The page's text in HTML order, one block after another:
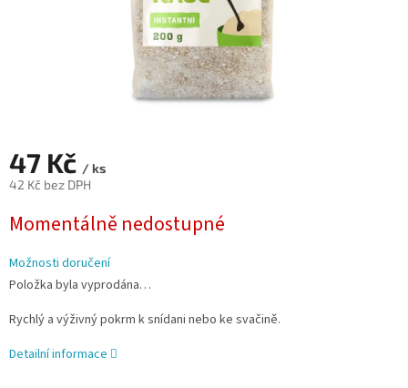
47 Kč / ks
42 Kč bez DPH
cena:
Momentálně nedostupné
Možnosti doručení
Položka byla vyprodána…
Rychlý a výživný pokrm k snídani nebo ke svačině.
Detailní informace